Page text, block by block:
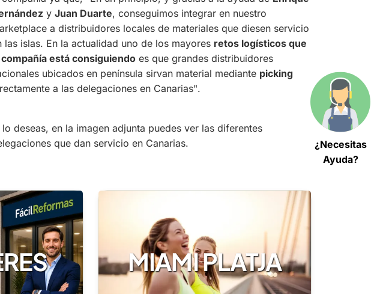
¿Necesitas
Ayuda?
y Juan Duarte, conseguimos integrar en nuestro
a distribuidores locales de materiales que diesen servicio
las islas. En la actualidad uno de los mayores retos logísticos que
compañía está consiguiendo es que grandes distribuidores
ubicados en península sirvan material mediante picking
a las delegaciones en Canarias".
lo deseas, en la imagen adjunta puedes ver las diferentes
que dan servicio en Canarias.
MIAMI PLATJA